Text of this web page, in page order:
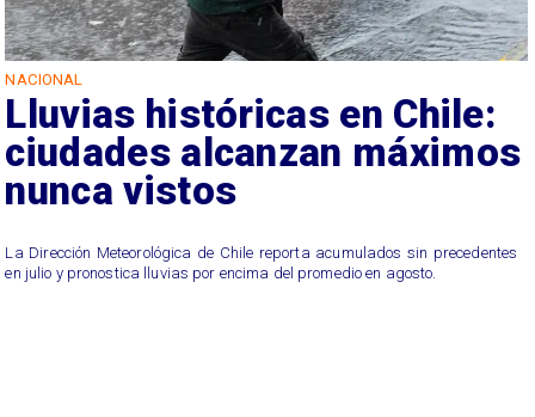
NACIONAL
Lluvias históricas en Chile:
ciudades alcanzan máximos
nunca vistos
La Dirección Meteorológica de Chile reporta acumulados sin precedentes
en julio y pronostica lluvias por encima del promedio en agosto.